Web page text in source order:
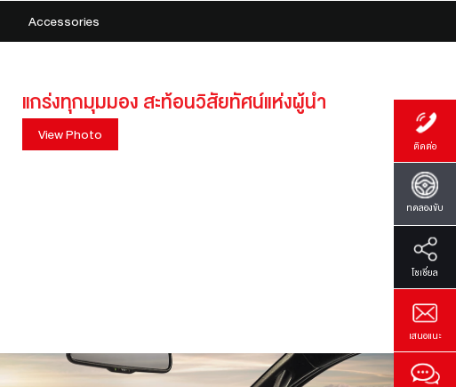
ติดต่อ
ทดลองขับ
โซเซี่ยล
เสนอแนะ
Accessories
แกร่งทุกมุมมอง สะท้อนวิสัยทัศน์แห่งผู้นำ
View Photo